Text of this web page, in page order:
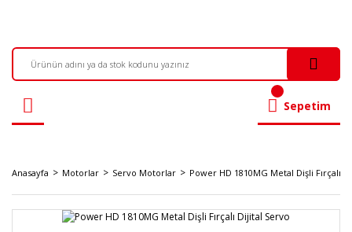
Sepetim
Anasayfa Motorlar Servo Motorlar Power HD 1810MG Metal Dişli Fırçalı